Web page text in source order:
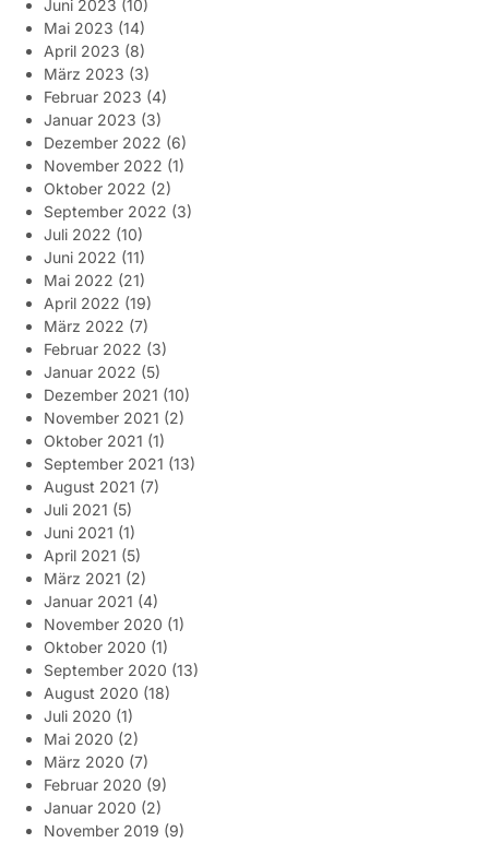
Juni 2023 (10)
Mai 2023 (14)
April 2023 (8)
März 2023 (3)
Februar 2023 (4)
Januar 2023 (3)
Dezember 2022 (6)
November 2022 (1)
Oktober 2022 (2)
September 2022 (3)
Juli 2022 (10)
Juni 2022 (11)
Mai 2022 (21)
April 2022 (19)
März 2022 (7)
Februar 2022 (3)
Januar 2022 (5)
Dezember 2021 (10)
November 2021 (2)
Oktober 2021 (1)
September 2021 (13)
August 2021 (7)
Juli 2021 (5)
Juni 2021 (1)
April 2021 (5)
März 2021 (2)
Januar 2021 (4)
November 2020 (1)
Oktober 2020 (1)
September 2020 (13)
August 2020 (18)
Juli 2020 (1)
Mai 2020 (2)
März 2020 (7)
Februar 2020 (9)
Januar 2020 (2)
November 2019 (9)